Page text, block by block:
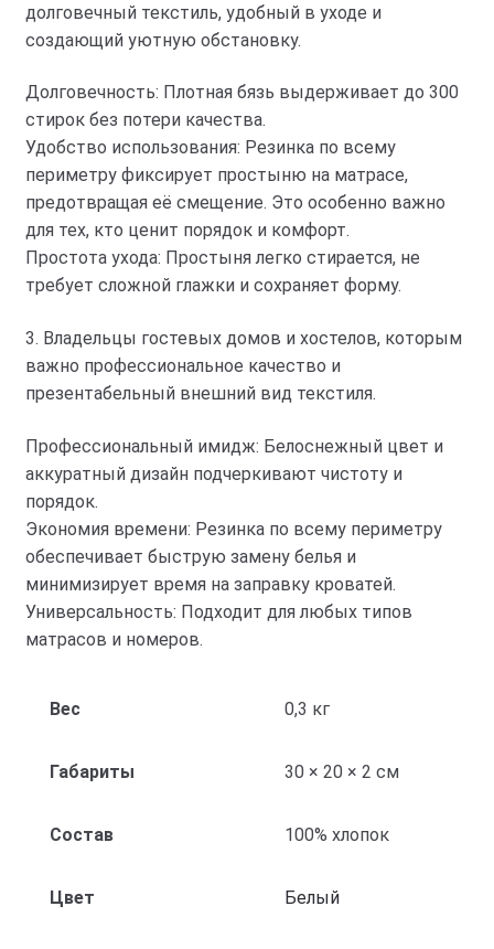
долговечный текстиль, удобный в уходе и
создающий уютную обстановку.
Долговечность: Плотная бязь выдерживает до 300
стирок без потери качества.
Удобство использования: Резинка по всему
периметру фиксирует простыню на матрасе,
предотвращая её смещение. Это особенно важно
для тех, кто ценит порядок и комфорт.
Простота ухода: Простыня легко стирается, не
требует сложной глажки и сохраняет форму.
3. Владельцы гостевых домов и хостелов, которым
важно профессиональное качество и
презентабельный внешний вид текстиля.
Профессиональный имидж: Белоснежный цвет и
аккуратный дизайн подчеркивают чистоту и
порядок.
Экономия времени: Резинка по всему периметру
обеспечивает быструю замену белья и
минимизирует время на заправку кроватей.
Универсальность: Подходит для любых типов
матрасов и номеров.
Вес 0,3 кг
Габариты 30 × 20 × 2 см
Состав 100% хлопок
Цвет Белый